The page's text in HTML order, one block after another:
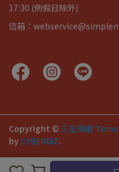
17:30 (例假日除外)
信箱：
Copyright © 三友藥妝
by CYBERBIZ.